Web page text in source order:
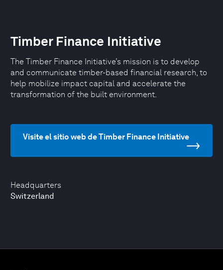
Headquarters
Switzerland
Timber Finance Initiative
The Timber Finance Initiative’s mission is to develop
and communicate timber-based financial research, to
help mobilize impact capital and accelerate the
transformation of the built environment.
Visite el sitio web de Timber Finance Initiative